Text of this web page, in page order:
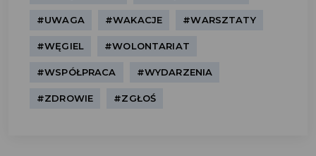
#UWAGA #WAKACJE #WARSZTATY
#WĘGIEL #WOLONTARIAT
#WSPÓŁPRACA #WYDARZENIA
#ZDROWIE #ZGŁOŚ